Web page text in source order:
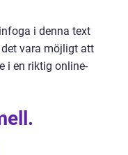
i denna text
vara möjligt att
i en riktig online-